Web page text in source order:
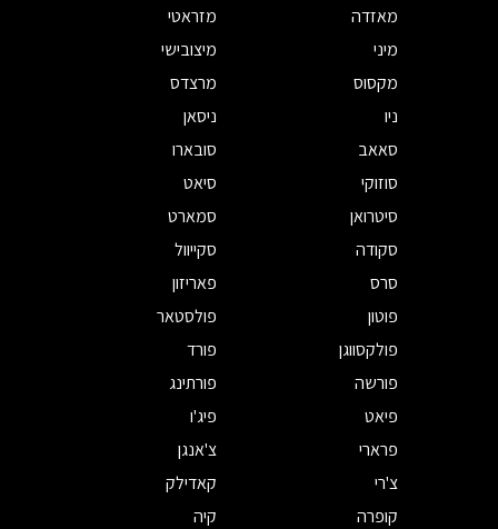
מאזדה
מזראטי
מיני
מיצובישי
מקסוס
מרצדס
ניו
ניסאן
סאאב
סובארו
סוזוקי
סיאט
סיטרואן
סמארט
סקודה
סקייוול
סרס
פאריזון
פוטון
פולסטאר
פולקסווגן
פורד
פורשה
פורתינג
פיאט
פיג'ו
פרארי
צ'אנגן
צ'רי
קאדילק
קופרה
קיה